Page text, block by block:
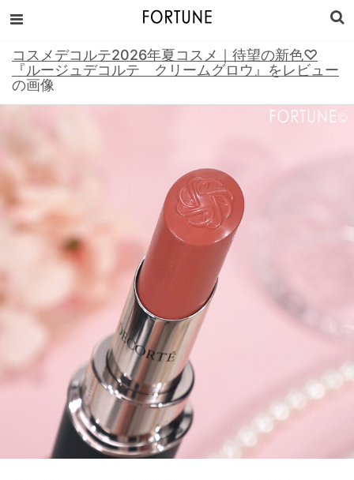
コスメデコルテ2026年夏コスメ｜待望の新色♡
『ルージュデコルテ クリームグロウ』をレビュー
の画像